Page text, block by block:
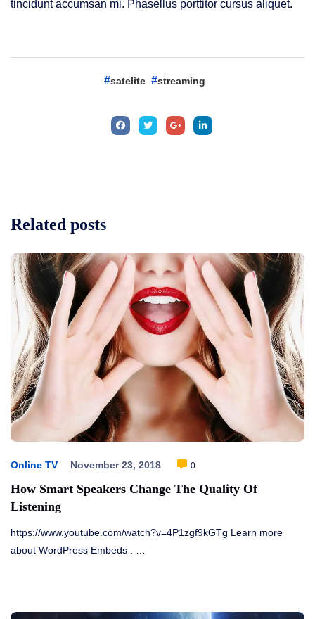
tincidunt accumsan mi. Phasellus porttitor cursus aliquet.
satelite streaming
Related posts
Online TV November 23, 2018 0
How Smart Speakers Change The Quality Of
Listening
https://www.youtube.com/watch?v=4P1zgf9kGTg Learn more
about WordPress Embeds . …